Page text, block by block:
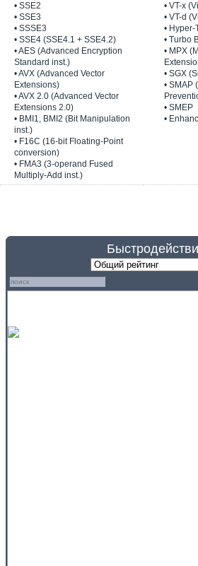
• SSE2
• SSE3
• SSSE3
• SSE4 (SSE4.1 + SSE4.2)
• AES (Advanced Encryption
Standard inst.)
• AVX (Advanced Vector
Extensions)
• AVX 2.0 (Advanced Vector
Extensions 2.0)
• BMI1, BMI2 (Bit Manipulation
inst.)
• F16C (16-bit Floating-Point
conversion)
• FMA3 (3-operand Fused
Multiply-Add inst.)
• VT-x
• VT-d
•
• Turbo
• MPX
• SGX
• SMAP
• SMEP
•